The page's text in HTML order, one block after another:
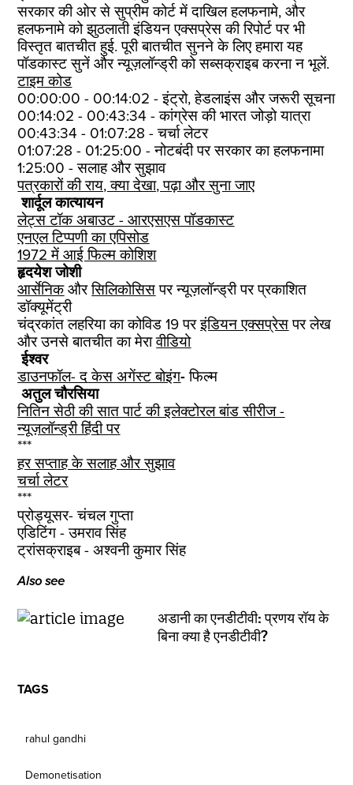
सरकार की ओर से सुप्रीम कोर्ट में दाखिल हलफनामे, और
हलफनामे को झुठलाती इंडियन एक्सप्रेस की रिपोर्ट पर भी
विस्तृत बातचीत हुई. पूरी बातचीत सुनने के लिए हमारा यह
पॉडकास्ट सुनें और न्यूज़लॉन्ड्री को सब्सक्राइब करना न भूलें.
टाइम कोड
00:00:00 - 00:14:02 - इंट्रो, हेडलाइंस और जरूरी सूचना
00:14:02 - 00:43:34 - कांग्रेस की भारत जोड़ो यात्रा
00:43:34 - 01:07:28 - चर्चा लेटर
01:07:28 - 01:25:00 - नोटबंदी पर सरकार का हलफनामा
1:25:00 - सलाह और सुझाव
पत्रकारों की राय, क्या देखा, पढ़ा और सुना जाए
शार्दूल कात्यायन
लेट्स टॉक अबाउट - आरएसएस पॉडकास्ट
एनएल टिप्पणी का एपिसोड
1972 में आई फिल्म कोशिश
हृदयेश जोशी
आर्सेनिकऔरसिलिकोसिसपर न्यूज़लॉन्ड्री पर प्रकाशित
डॉक्यूमेंट्री
चंद्रकांत लहरिया का कोविड 19 परइंडियन एक्सप्रेसपर लेख
और उनसे बातचीत का मेरावीडियो
ईश्वर
डाउनफॉल- द केस अगेंस्ट बोइंग-फिल्म
अतुल चौरसिया
नितिन सेठी की सात पार्ट की इलेक्टोरल बांड सीरीज -
न्यूज़लॉन्ड्री हिंदी पर
***
हर सप्ताह के सलाह और सुझाव
चर्चा लेटर
***
प्रोड्यूसर- चंचल गुप्ता
एडिटिंग - उमराव सिंह
ट्रांसक्राइब - अश्वनी कुमार सिंह
Also see
अडानी का एनडीटीवी: प्रणय रॉय के
बिना क्या है एनडीटीवी?
TAGS
rahul gandhi
Demonetisation